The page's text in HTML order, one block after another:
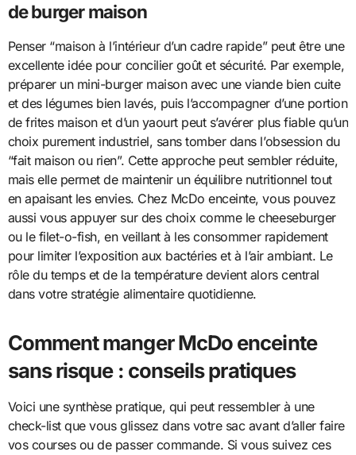
de burger maison
Penser “maison à l’intérieur d’un cadre rapide” peut être une
excellente idée pour concilier goût et sécurité. Par exemple,
préparer un mini-burger maison avec une viande bien cuite
et des légumes bien lavés, puis l’accompagner d’une portion
de frites maison et d’un yaourt peut s’avérer plus fiable qu’un
choix purement industriel, sans tomber dans l’obsession du
“fait maison ou rien”. Cette approche peut sembler réduite,
mais elle permet de maintenir un équilibre nutritionnel tout
en apaisant les envies. Chez McDo enceinte, vous pouvez
aussi vous appuyer sur des choix comme le cheeseburger
ou le filet-o-fish, en veillant à les consommer rapidement
pour limiter l’exposition aux bactéries et à l’air ambiant. Le
rôle du temps et de la température devient alors central
dans votre stratégie alimentaire quotidienne.
Comment manger McDo enceinte
sans risque : conseils pratiques
Voici une synthèse pratique, qui peut ressembler à une
check-list que vous glissez dans votre sac avant d’aller faire
vos courses ou de passer commande. Si vous suivez ces